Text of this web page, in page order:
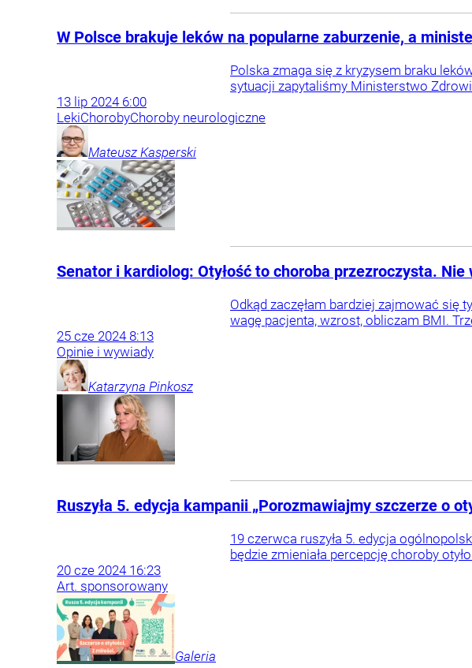
W Polsce brakuje leków na popularne zaburzenie, a
Polska zmaga się z kryzysem braku
sytuacji zapytaliśmy Ministerstwo
13 lip 2024 6:00
LekiChorobyChoroby neurologiczne
Mateusz Kasperski
Senator i kardiolog: Otyłość to choroba przezroczysta.
Odkąd zaczęłam bardziej zajmować się
wagę pacjenta, wzrost, obliczam BMI.
25 cze 2024 8:13
Opinie i wywiady
Katarzyna Pinkosz
Ruszyła 5. edycja kampanii „Porozmawiajmy szczerze o
19 czerwca ruszyła 5. edycja
będzie zmieniała percepcję choroby
20 cze 2024 16:23
Art. sponsorowany
Galeria